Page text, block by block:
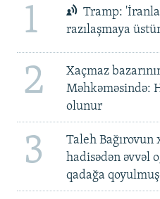
1
Tramp:
razılaşmaya
2
Xaçmaz
Məhkəməsində:
olunur
3
Taleh Bağırovun
hadisədən əvvəl
qadağa